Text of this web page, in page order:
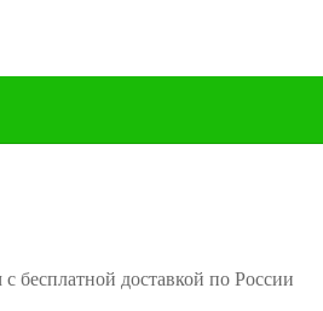
бесплатной доставкой по России